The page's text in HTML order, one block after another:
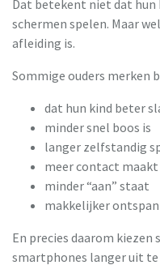
Dat betekent niet dat hun
schermen spelen. Maar
afleiding is.
Sommige ouders merken
dat hun kind beter
minder snel boos is
langer zelfstandig
meer contact maakt
minder “aan” staat
makkelijker
En precies daarom kiezen
smartphones langer uit